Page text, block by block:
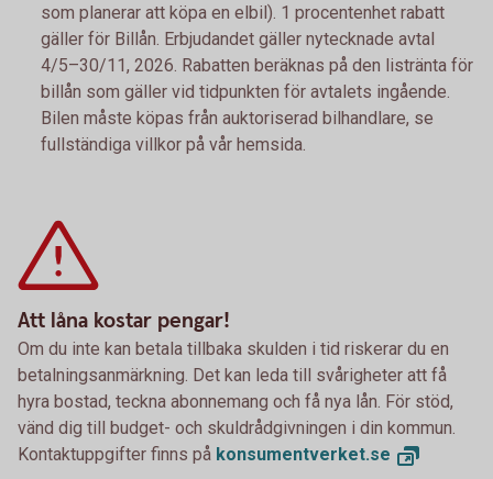
som planerar att köpa en elbil). 1 procentenhet rabatt
gäller för Billån. Erbjudandet gäller nytecknade avtal
4/5–30/11, 2026. Rabatten beräknas på den listränta för
billån som gäller vid tidpunkten för avtalets ingående.
Bilen måste köpas från auktoriserad bilhandlare, se
fullständiga villkor på vår hemsida.
Att låna kostar pengar!
Om du inte kan betala tillbaka skulden i tid riskerar du en
betalningsanmärkning. Det kan leda till svårigheter att få
hyra bostad, teckna abonnemang och få nya lån. För stöd,
vänd dig till budget- och skuldrådgivningen i din kommun.
Kontaktuppgifter finns på konsumentverket.se